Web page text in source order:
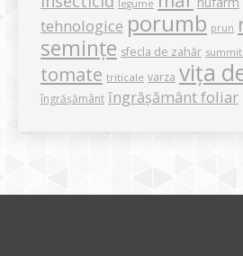
legume
tehnologice porumb prun
semințe sfecla de zahăr
tomate triticale varza vița
îngrășământ îngrășământ foliar